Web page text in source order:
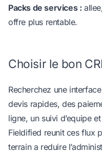
Packs de services :
offre plus rentable.
Choisir le bon
Recherchez une
devis rapides, des
ligne, un suivi d’equipe
Fieldified reunit ces flux
terrain a reduire